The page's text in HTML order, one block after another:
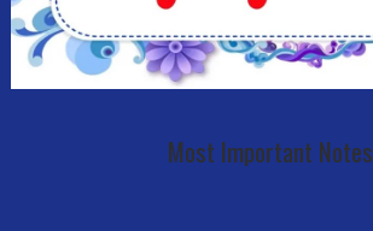
Most Important Notes